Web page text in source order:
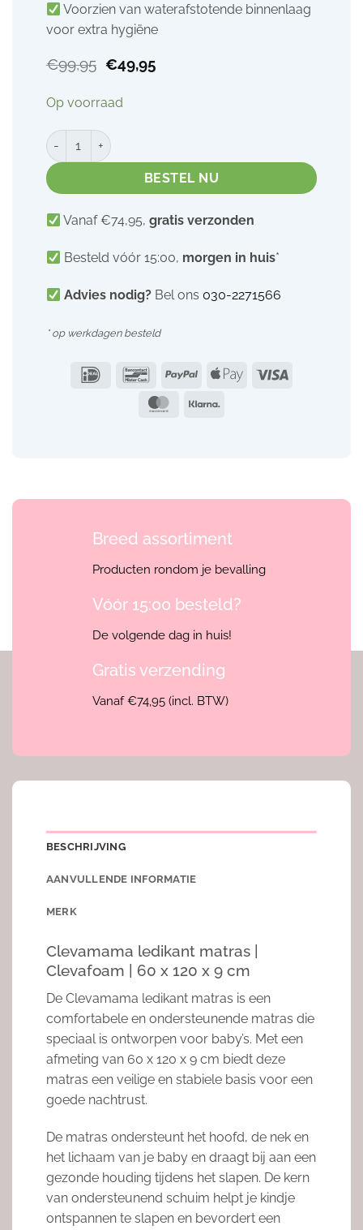
Voorzien van waterafstotende binnenlaag
voor extra hygiëne
€99,95 Oorspronkelijke
was:
€99,95.
€49,95Huidige
Op voorraad
Ledikant matras | ClevaFoam | 60 x 120 x 9 cm aantal
BESTEL NU
Vanaf €74,95,gratis verzonden
Besteld vóór 15:00, morgen in huis*
Advies nodig? Bel ons 030-2271566
* op werkdagen besteld
IDeal Bancontact
PayPal Apple
Visa
MasterCard
Klarna
Breed assortiment
Producten rondom je bevalling
Vóór 15:00 besteld?
De volgende dag in huis!
Gratis verzending
Vanaf €74,95 (incl. BTW)
BESCHRIJVING
AANVULLENDE INFORMATIE
MERK
Clevamama ledikant matras |
Clevafoam | 60 x 120 x 9 cm
De Clevamama ledikant matras is een
comfortabele en ondersteunende matras die
speciaal is ontworpen voor baby’s. Met een
afmeting van 60 x 120 x 9 cm biedt deze
matras een veilige en stabiele basis voor een
goede nachtrust.
De matras ondersteunt het hoofd, de nek en
het lichaam van je baby en draagt bij aan een
gezonde houding tijdens het slapen. De kern
van ondersteunend schuim helpt je kindje
ontspannen te slapen en bevordert een